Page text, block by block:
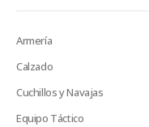
Armería
Calzado
Cuchillos y Navajas
Equipo Táctico